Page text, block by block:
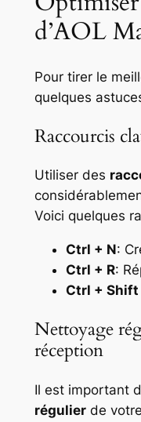
d’AOL
Pour tirer le
quelques
Raccourcis
Utiliser des
Voici quelques
Ctrl + N:
Ctrl + R:
Ctrl + Shift
Nettoyage
réception
Il est important
régulierde